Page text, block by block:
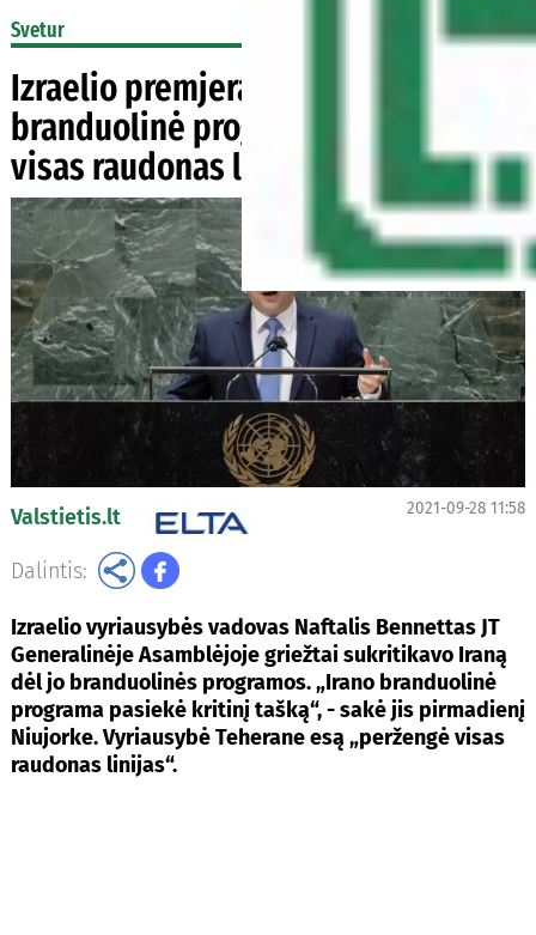
Svetur
Izraelio premjeras: Irano
branduolinė programa „peržengė
visas raudonas linijas“
Valstietis.lt 2021-09-28 11:58
Dalintis:
Izraelio vyriausybės vadovas Naftalis Bennettas JT
Generalinėje Asamblėjoje griežtai sukritikavo Iraną
dėl jo branduolinės programos. „Irano branduolinė
programa pasiekė kritinį tašką“, - sakė jis pirmadienį
Niujorke. Vyriausybė Teherane esą „peržengė visas
raudonas linijas“.